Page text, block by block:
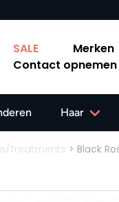
SALE Merken
Contact opnemen
Haar
Treatments > Black